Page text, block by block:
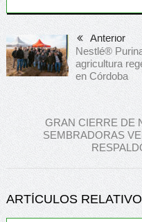
Anterior
Nestlé®
agricultura
en Córdoba
GRAN CIERRE DE
SEMBRADORAS
ARTÍCULOS